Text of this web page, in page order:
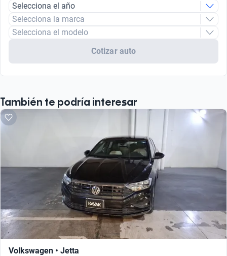
Selecciona el año
Selecciona la marca
Selecciona el modelo
Cotizar auto
También te podría interesar
Volkswagen • Jetta